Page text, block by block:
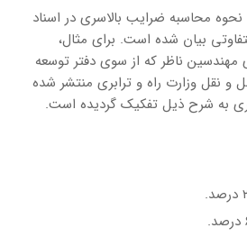
محاسبه ضرایب بالاسری در اسناد
بیان شده است. برای مثال،
مهندسین ناظر که از سوی دفتر توسعه
نقل وزارت راه و ترابری منتشر شده
به شرح ذیل تفکیک گردیده است.